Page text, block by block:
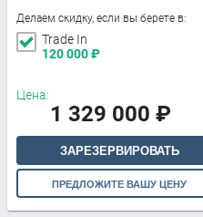
Делаем скидку, если вы берете в:
Trade In
120 000₽
Цена:
1 329 000 ₽
ЗАРЕЗЕРВИРОВАТЬ
ПРЕДЛОЖИТЕ ВАШУ ЦЕНУ